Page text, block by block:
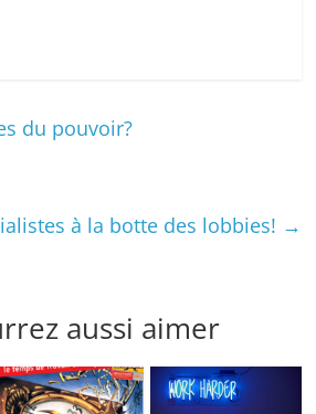
du pouvoir?
à la botte des lobbies! →
aussi aimer